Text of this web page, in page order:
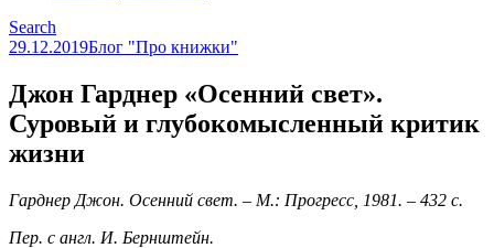
Search
29.12.2019Блог "Про книжки"
Джон Гарднер «Осенний свет».
Суровый и глубокомысленный критик
жизни
Гарднер Джон. Осенний свет. – М.: Прогресс, 1981. – 432 с.
Пер. с англ. И. Бернштейн.